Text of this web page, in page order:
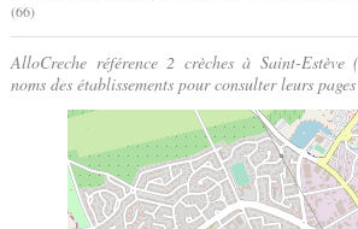
(66)
AlloCreche référence 2 crèches à Saint-
noms des établissements pour consulter leurs